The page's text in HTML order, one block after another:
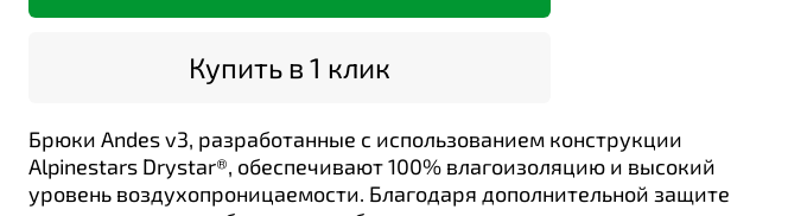
Купить в 1 клик
Брюки Andes v3, разработанные с использованием конструкции
Alpinestars Drystar®, обеспечивают 100% влагоизоляцию и высокий
уровень воздухопроницаемости. Благодаря дополнительной защите